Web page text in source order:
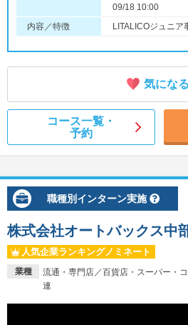
09/18 10:00
内容／特徴
LITALICOジュニア
気になる
コース一覧・
予約
職種別インターン実施
業種
流通・専門店／百貨店・スーパー・
連
株式会社オートバックス中
人気企業ランキングノミネート